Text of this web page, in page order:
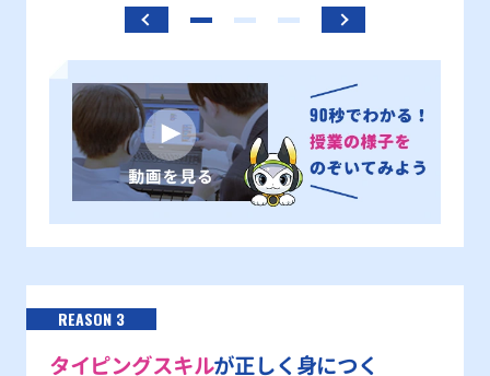
REASON 3
タイピングスキルが正しく身につく